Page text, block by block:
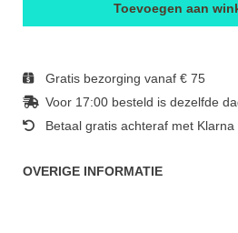
Toevoegen aan
Gratis bezorging vanaf € 75
Voor 17:00 besteld is dezelfde
Betaal gratis achteraf met Klarna
OVERIGE INFORMATIE